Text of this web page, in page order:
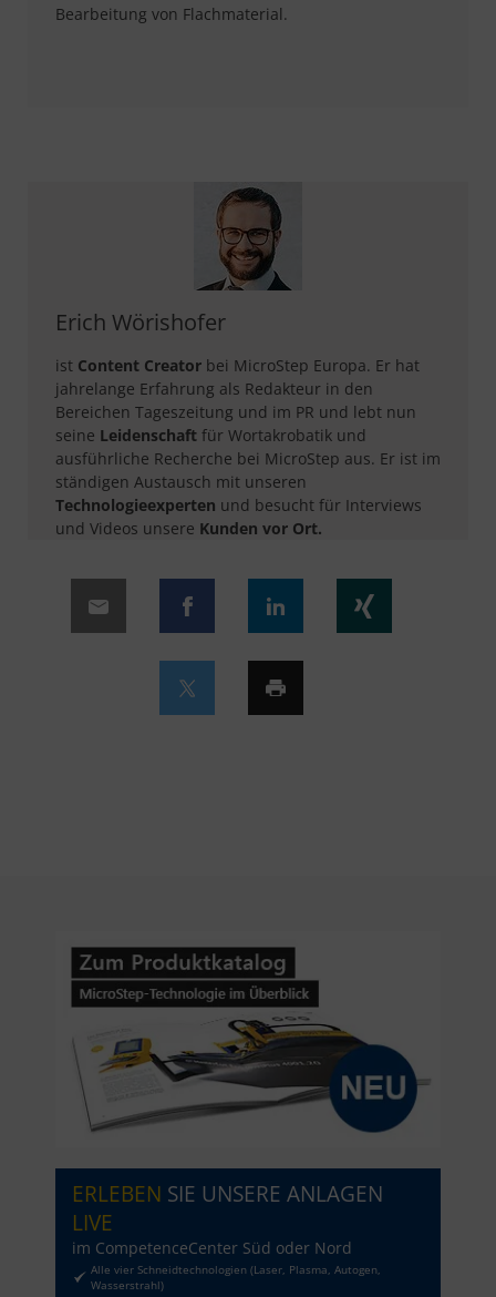
Bearbeitung von Flachmaterial.
Erich Wörishofer
ist Content Creator bei MicroStep Europa. Er hat
jahrelange Erfahrung als Redakteur in den
Bereichen Tageszeitung und im PR und lebt nun
seine Leidenschaft für Wortakrobatik und
ausführliche Recherche bei MicroStep aus. Er ist im
ständigen Austausch mit unseren
Technologieexperten und besucht für Interviews
und Videos unsere Kunden vor Ort.​
ERLEBEN SIE UNSERE ANLAGEN
LIVE
im CompetenceCenter Süd oder Nord
Alle vier Schneidtechnologien (Laser, Plasma, Autogen,
Wasserstrahl)